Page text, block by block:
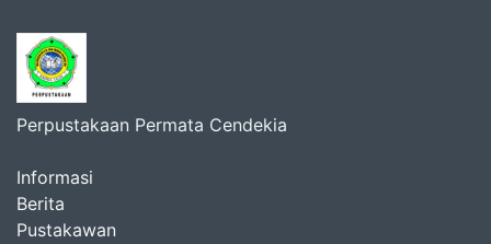
Perpustakaan Permata Cendekia
Informasi
Berita
Pustakawan